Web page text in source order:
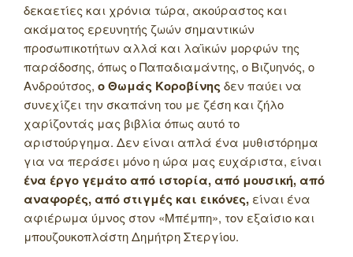
δεκαετίες και χρόνια τώρα, ακούραστος και
ακάματος ερευνητής ζωών σημαντικών
προσωπικοτήτων αλλά και λαϊκών μορφών της
παράδοσης, όπως ο Παπαδιαμάντης, ο Βιζυηνός, ο
Ανδρούτσος, ο Θωμάς Κοροβίνης δεν παύει να
συνεχίζει την σκαπάνη του με ζέση και ζήλο
χαρίζοντάς μας βιβλία όπως αυτό το
αριστούργημα. Δεν είναι απλά ένα μυθιστόρημα
για να περάσει μόνο η ώρα μας ευχάριστα, είναι
ένα έργο γεμάτο από ιστορία, από μουσική, από
αναφορές, από στιγμές και εικόνες, είναι ένα
αφιέρωμα ύμνος στον «Μπέμπη», τον εξαίσιο και
μπουζουκοπλάστη Δημήτρη Στεργίου.